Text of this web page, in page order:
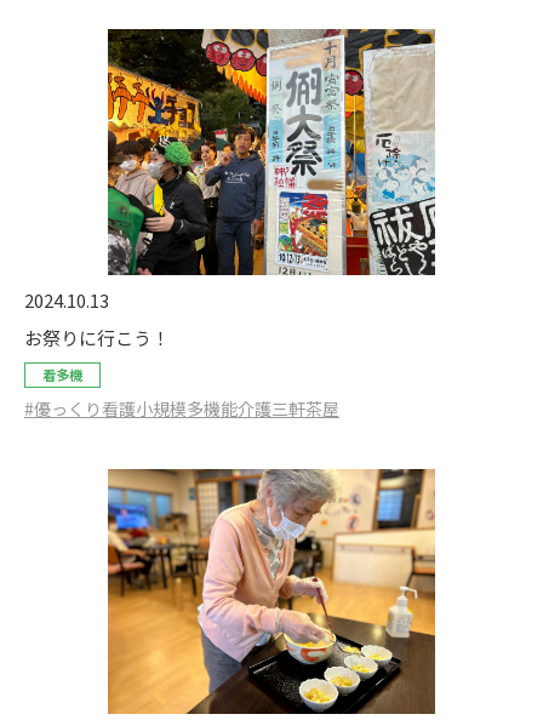
2024.10.13
お祭りに行こう！
看多機
#優っくり看護小規模多機能介護三軒茶屋